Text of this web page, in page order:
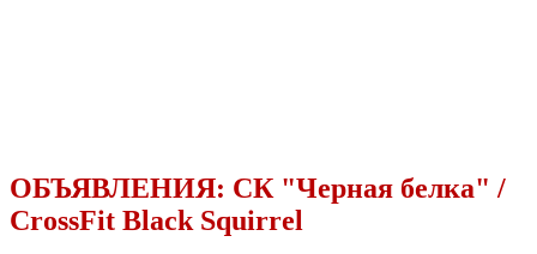
ОБЪЯВЛЕНИЯ: СК "Черная белка" /
CrossFit Black Squirrel